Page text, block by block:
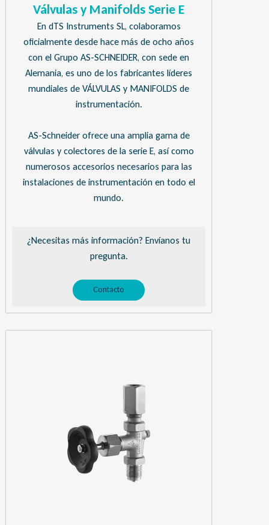
Válvulas y Manifolds Serie E
En dTS Instruments SL, colaboramos
oficialmente desde hace más de ocho años
con el Grupo AS-SCHNEIDER, con sede en
Alemania, es uno de los fabricantes líderes
mundiales de VÁLVULAS y MANIFOLDS de
instrumentación.
AS-Schneider ofrece una amplia gama de
válvulas y colectores de la serie E, así como
numerosos accesorios necesarios para las
instalaciones de instrumentación en todo el
mundo.
¿Necesitas más información? Envíanos tu
pregunta.
Contacto